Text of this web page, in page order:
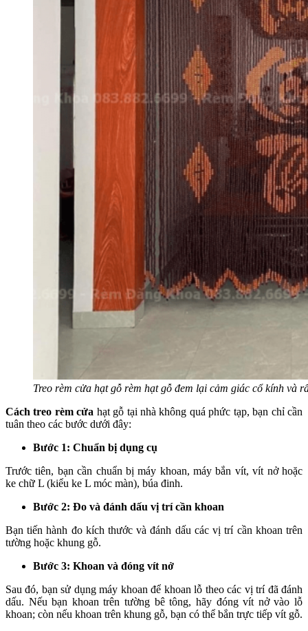
Treo rèm cửa hạt gỗ rèm hạt gỗ đem lại cảm giác cổ kính và
Cách treo rèm cửa hạt gỗ tại nhà không quá phức tạp, bạn chỉ cần
tuân theo các bước dưới đây:
Bước 1: Chuẩn bị dụng cụ
Trước tiên, bạn cần chuẩn bị máy khoan, máy bắn vít, vít nở hoặc
ke chữ L (kiểu ke L móc màn), búa đinh.
Bước 2: Đo và đánh dấu vị trí cần khoan
Bạn tiến hành đo kích thước và đánh dấu các vị trí cần khoan trên
tường hoặc khung gỗ.
Bước 3: Khoan và đóng vít nở
Sau đó, bạn sử dụng máy khoan để khoan lỗ theo các vị trí đã đánh
dấu. Nếu bạn khoan trên tường bê tông, hãy đóng vít nở vào lỗ
khoan; còn nếu khoan trên khung gỗ, bạn có thể bắn trực tiếp vít gỗ.